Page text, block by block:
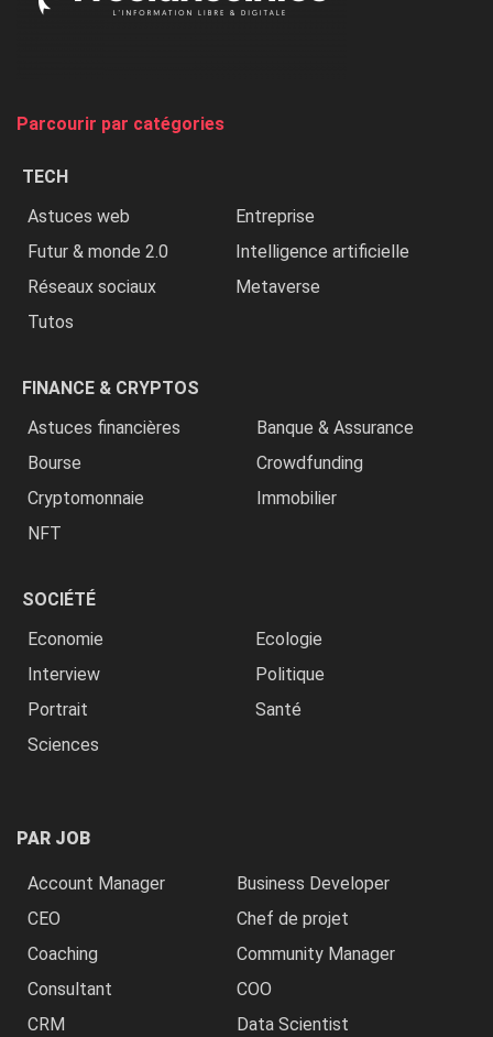
Parcourir par catégories
TECH
Astuces web
Entreprise
Futur & monde 2.0
Intelligence artificielle
Réseaux sociaux
Metaverse
Tutos
FINANCE & CRYPTOS
Astuces financières
Banque & Assurance
Bourse
Crowdfunding
Cryptomonnaie
Immobilier
NFT
SOCIÉTÉ
Economie
Ecologie
Interview
Politique
Portrait
Santé
Sciences
PAR JOB
Account Manager
Business Developer
CEO
Chef de projet
Coaching
Community Manager
Consultant
COO
CRM
Data Scientist